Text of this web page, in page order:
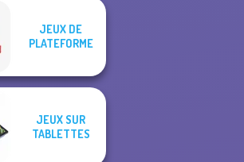
JEUX DE
PLATEFORME
JEUX SUR
TABLETTES